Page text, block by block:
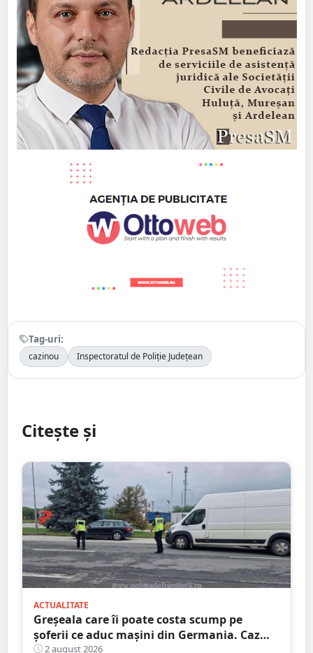
Tag-uri:
cazinou Inspectoratul de Poliție Județean
Citește și
ACTUALITATE
Greșeala care îi poate costa scump pe
șoferii ce aduc mașini din Germania. Caz
2 august 2026